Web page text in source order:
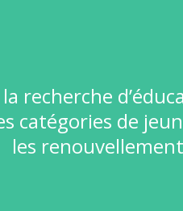
recherche
catégories de
les